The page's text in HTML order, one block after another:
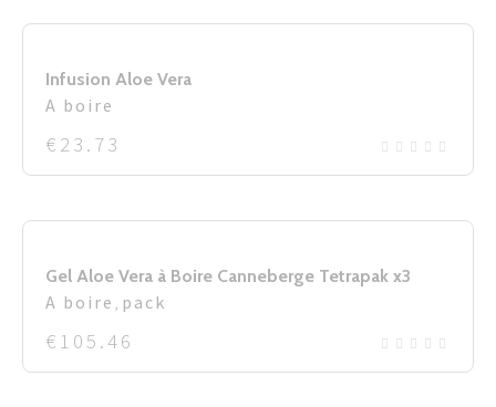
Infusion Aloe Vera
A boire
€ 23.73
Gel Aloe Vera à Boire Canneberge Tetrapak x3
A boire pack
€ 105.46